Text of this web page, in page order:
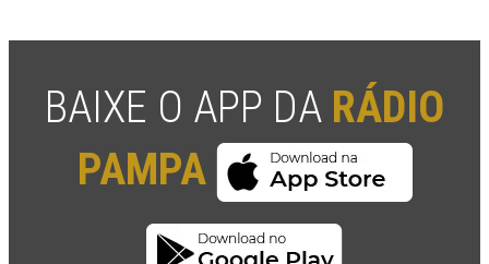
BAIXE O APP DA RÁDIO
PAMPA